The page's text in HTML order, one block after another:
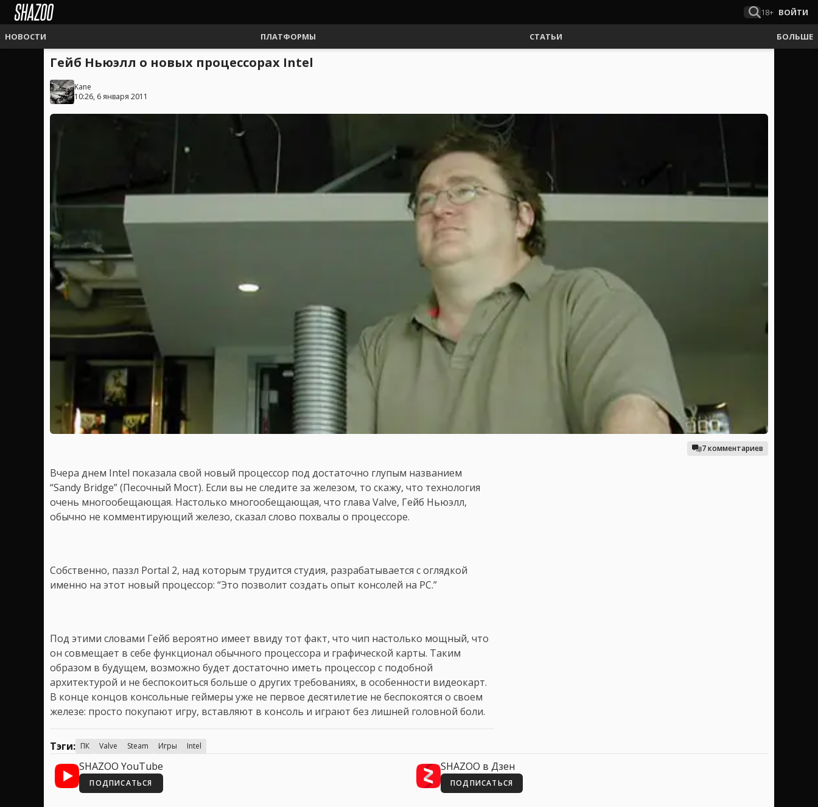
18+ ВОЙТИ
НОВОСТИ ПЛАТФОРМЫ СТАТЬИ БОЛЬШЕ
Гейб Ньюэлл о новых процессорах Intel
Kane
10:26, 6 января 2011
7 комментариев
Вчера днем Intel показала свой новый процессор под достаточно глупым названием
“Sandy Bridge” (Песочный Мост). Если вы не следите за железом, то скажу, что технология
очень многообещающая. Настолько многообещающая, что глава Valve, Гейб Ньюэлл,
обычно не комментирующий железо, сказал слово похвалы о процессоре.
Собственно, паззл Portal 2, над которым трудится студия, разрабатывается с оглядкой
именно на этот новый процессор: “Это позволит создать опыт консолей на PC.”
Под этими словами Гейб вероятно имеет ввиду тот факт, что чип настолько мощный, что
он совмещает в себе функционал обычного процессора и графической карты. Таким
образом в будущем, возможно будет достаточно иметь процессор с подобной
архитектурой и не беспокоиться больше о других требованиях, в особенности видеокарт.
В конце концов консольные геймеры уже не первое десятилетие не беспокоятся о своем
железе: просто покупают игру, вставляют в консоль и играют без лишней головной боли.
Тэги: ПК Valve Steam Игры Intel
SHAZOO YouTube
ПОДПИСАТЬСЯ
SHAZOO в Дзен
ПОДПИСАТЬСЯ